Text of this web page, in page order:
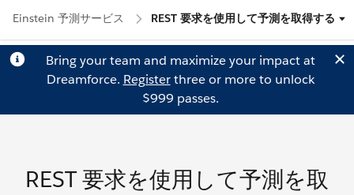
Einstein 予測サービス REST 要求を使用して予測を取得する
Bring your team and maximize your impact at
Dreamforce. Registerthree or more to unlock
$999 passes.
REST 要求を使用して予測を取